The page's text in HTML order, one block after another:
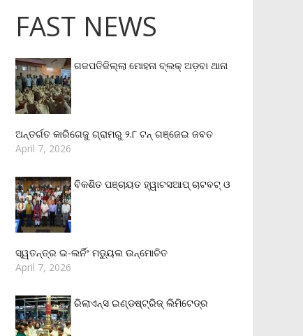
FAST NEWS
ଗଜପତିଜିଲ୍ଲା ମୋହନା ବ୍ଲକ୍‌ ଅଡ଼ବା ଥାନା
ଅନ୍ତର୍ଗତ କାରିଗେଜୁ ଗ୍ରାମରୁ ୨.୮ ଟନ୍ ଗଞ୍ଜେଇ ଜବତ
April 7, 2026
ବିକଶିତ ପଞ୍ଚାୟତ ହ୍ୱାଟସଆପ୍ ଚାଟବଟ୍ ଓ
ସ୍ୱତନ୍ତ୍ର ଇ-ଲର୍ନିଂ ମଡ୍ୟୁଲ ଉନ୍ମୋଚିତ
April 7, 2026
ରିଲାଏନ୍‌ସ ଇଣ୍ଡଷ୍ଟ୍ରିଜ୍ ଲିମିଟେଡ୍‌ର